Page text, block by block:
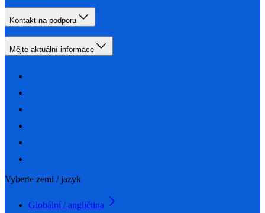
Kontakt na podporu
Mějte aktuální informace
Vyberte zemi / jazyk
Globální / angličtina